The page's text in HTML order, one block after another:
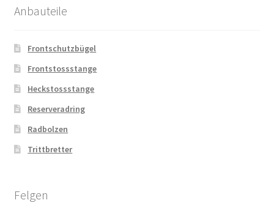
Anbauteile
Frontschutzbügel
Frontstossstange
Heckstossstange
Reserveradring
Radbolzen
Trittbretter
Felgen